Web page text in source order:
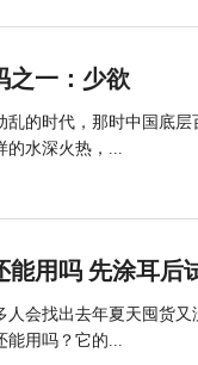
之一：少欲
乱的时代，那时中国底
的水深火热，...
能用吗 先涂耳后
会找出去年夏天囤货
能用吗？它的...